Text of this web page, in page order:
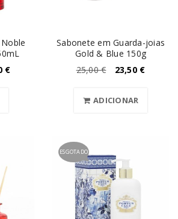
€
Sabonete em Guarda-joias
Gold & Blue 150g
25,00€ 23,50 €
ADICIONAR
ESGOTADO